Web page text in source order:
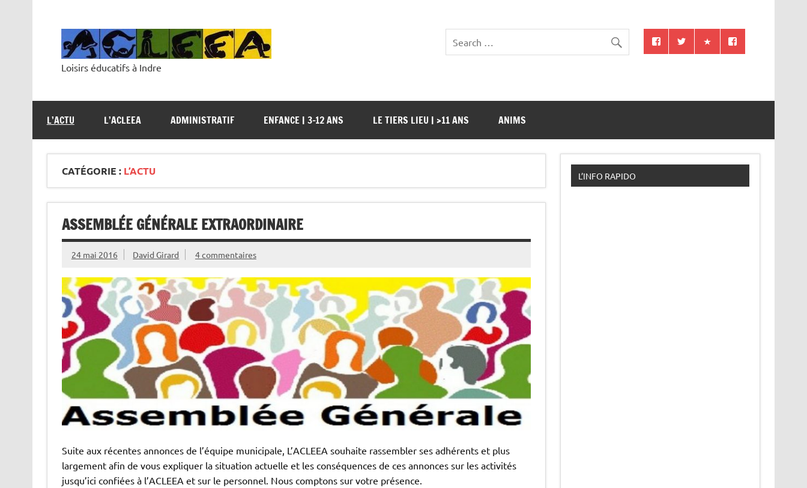
Loisirs éducatifs à Indre
L’ACTU L’ACLEEA ADMINISTRATIF ENFANCE | 3-12 ANS LE TIERS LIEU | >11 ANS ANIMS
CATÉGORIE : L’ACTU
ASSEMBLÉE GÉNÉRALE EXTRAORDINAIRE
24 mai 2016 David Girard 4 commentaires
Suite aux récentes annonces de l’équipe municipale, L’ACLEEA souhaite rassembler ses adhérents et plus
largement afin de vous expliquer la situation actuelle et les conséquences de ces annonces sur les activités
jusqu’ici confiées à l’ACLEEA et sur le personnel. Nous comptons sur votre présence.
L’INFO RAPIDO